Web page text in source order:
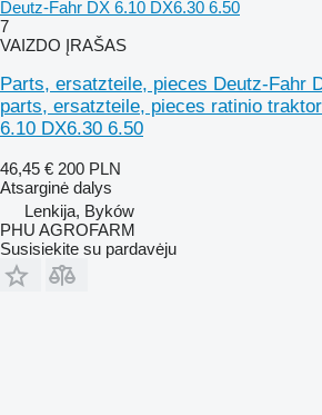
Deutz-Fahr DX 6.10 DX6.30 6.50
7
VAIZDO ĮRAŠAS
Parts, ersatzteile, pieces Deutz-Fahr
parts, ersatzteile, pieces ratinio
6.10 DX6.30 6.50
46,45 € 200 PLN
Atsarginė dalys
Lenkija, Byków
PHU AGROFARM
Susisiekite su pardavėju